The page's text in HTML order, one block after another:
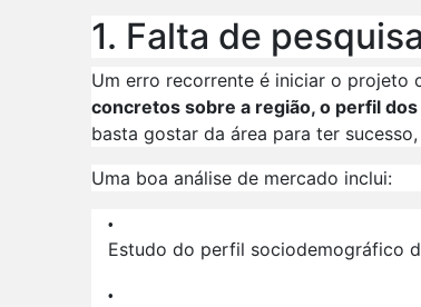
1. Falta de
Um erro recorrente é iniciar o projeto
concretos sobre a região, o perfil
basta gostar da área para ter
Uma boa análise de mercado inclui:
Estudo do perfil sociodemográfico